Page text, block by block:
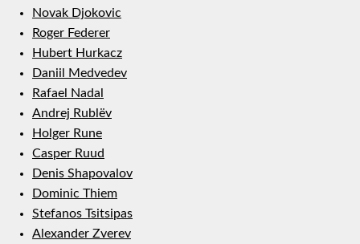
Novak Djokovic
Roger Federer
Hubert Hurkacz
Daniil Medvedev
Rafael Nadal
Andrej Rublëv
Holger Rune
Casper Ruud
Denis Shapovalov
Dominic Thiem
Stefanos Tsitsipas
Alexander Zverev